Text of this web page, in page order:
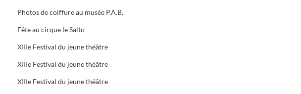
Photos de coiffure au musée P.A.B.
Fête au cirque le Salto
XIIIe Festival du jeune théâtre
XIIIe Festival du jeune théâtre
XIIIe Festival du jeune théâtre